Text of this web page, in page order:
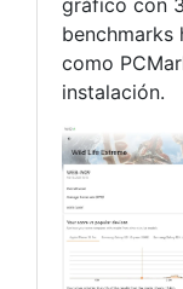
benchmarks
como
instalación.